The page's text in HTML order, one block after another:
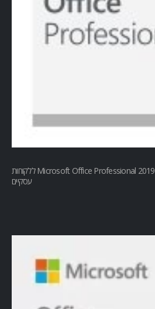
מיקרוסופט אופיס פרו Microsoft Office Professional 2019 / 2019 ללקוחות
עסקיים